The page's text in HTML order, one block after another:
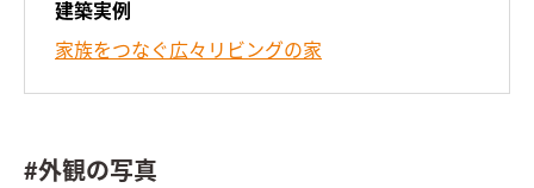
建築実例
家族をつなぐ広々リビングの家
#外観の写真